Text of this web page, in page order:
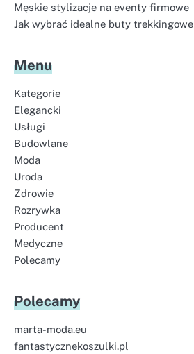
Męskie stylizacje na eventy firmowe
Jak wybrać idealne buty trekkingowe
Menu
Kategorie
Elegancki
Usługi
Budowlane
Moda
Uroda
Zdrowie
Rozrywka
Producent
Medyczne
Polecamy
Polecamy
marta-moda.eu
fantastycznekoszulki.pl